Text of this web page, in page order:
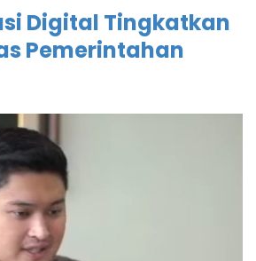
Digital Tingkatkan
Pemerintahan